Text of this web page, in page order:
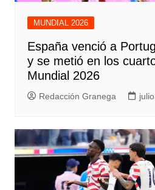
MUNDIAL 2026
España venció a
y se metió en los
Mundial 2026
Redacción Granega